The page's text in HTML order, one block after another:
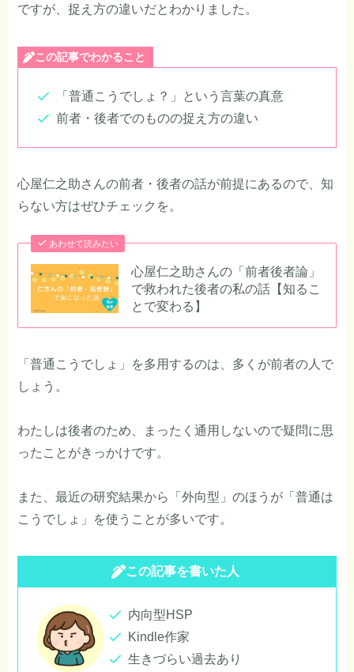
ですが、捉え方の違いだとわかりました。
この記事でわかること
「普通こうでしょ？」という言葉の真意
前者・後者でのものの捉え方の違い
心屋仁之助さんの前者・後者の話が前提にあるので、知
らない方はぜひチェックを。
あわせて読みたい
心屋仁之助さんの「前者後者論」
で救われた後者の私の話【知るこ
とで変わる】
「普通こうでしょ」を多用するのは、多くが前者の人で
しょう。
わたしは後者のため、まったく通用しないので疑問に思
ったことがきっかけです。
また、最近の研究結果から「外向型」のほうが「普通は
こうでしょ」を使うことが多いです。
この記事を書いた人
内向型HSP
Kindle作家
生きづらい過去あり